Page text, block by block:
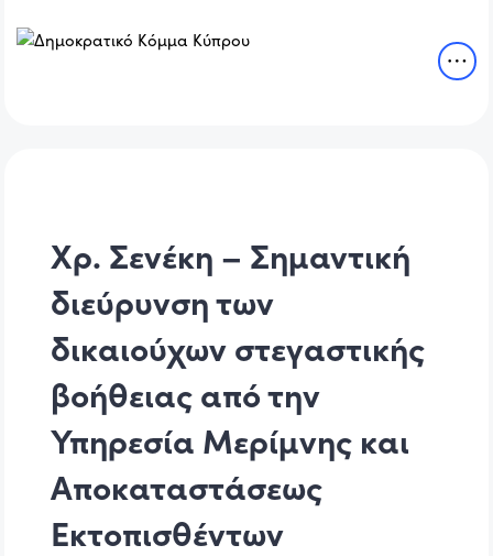
Χρ. Σενέκη – Σημαντική
διεύρυνση των
δικαιούχων στεγαστικής
βοήθειας από την
Υπηρεσία Μερίμνης και
Αποκαταστάσεως
Εκτοπισθέντων